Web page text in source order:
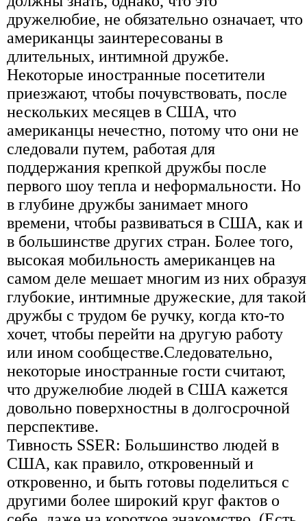
дружелюбие, не обязательно означает, что
американцы заинтересованы в
длительных, интимной дружбе.
Некоторые иностранные посетители
приезжают, чтобы почувствовать, после
нескольких месяцев в США, что
американцы нечестно, потому что они не
следовали путем, работая для
поддержания крепкой дружбы после
первого шоу тепла и неформальности. Но
в глубине дружбы занимает много
времени, чтобы развиваться в США, как и
в большинстве других стран. Более того,
высокая мобильность американцев на
самом деле мешает многим из них образуя
глубокие, интимные дружеские, для такой
дружбы с трудом 6e ручку, когда кто-то
хочет, чтобы перейти на другую работу
или ином сообществе.Следовательно,
некоторые иностранные гости считают,
что дружелюбие людей в США кажется
довольно поверхностны в долгосрочной
перспективе.
Тивность SSER: Большинство людей в
США, как правило, откровенный и
откровенно, и быть готовы поделиться с
другими более широкий круг фактов о